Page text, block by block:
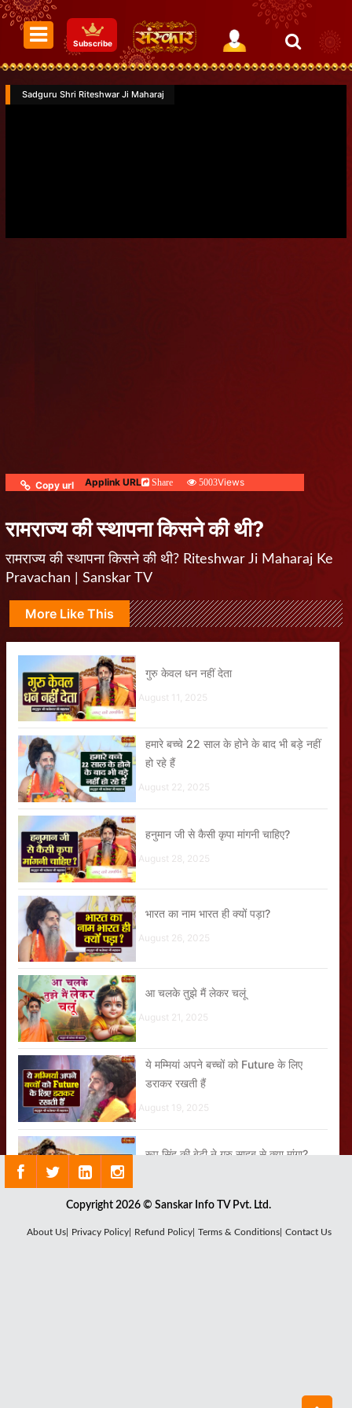
Subscribe
Sadguru Shri Riteshwar Ji Maharaj
Copy url Applink URL Share 5003Views
रामराज्य की स्थापना किसने की थी?
रामराज्य की स्थापना किसने की थी? Riteshwar Ji Maharaj Ke
Pravachan | Sanskar TV
More Like This
गुरु केवल धन नहीं देता
August 11, 2025
हमारे बच्चे 22 साल के होने के बाद भी बड़े नहीं
हो रहे हैं
August 22, 2025
हनुमान जी से कैसी कृपा मांगनी चाहिए?
August 28, 2025
भारत का नाम भारत ही क्यों पड़ा?
August 26, 2025
आ चलके तुझे मैं लेकर चलूं
August 21, 2025
ये मम्मियां अपने बच्चों को Future के लिए
डराकर रखती हैं
August 19, 2025
रूप सिंह की बेटी ने गुरु साहब से क्या मांगा?
भारत को गांव, संस्कृति और शुद्धता की जरूरत है
Copyright 2026 © Sanskar Info TV Pvt. Ltd.
About Us| Privacy Policy| Refund Policy| Terms & Conditions| Contact Us